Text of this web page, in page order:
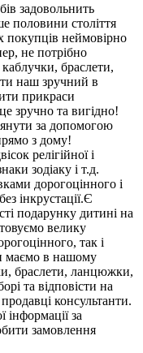
задовольнить
половини століття
покупців неймовірно
не потрібно
браслети,
наш зручний в
прикраси
зручно та вигідно!
за допомогою
з дому!
релігійної і
зодіаку і т.д.
дорогоцінного і
інкрустації.Є
подарунку дитині на
велику
так і
маємо в нашому
браслети, ланцюжки,
та відповісти на
консультанти.
за
замовлення